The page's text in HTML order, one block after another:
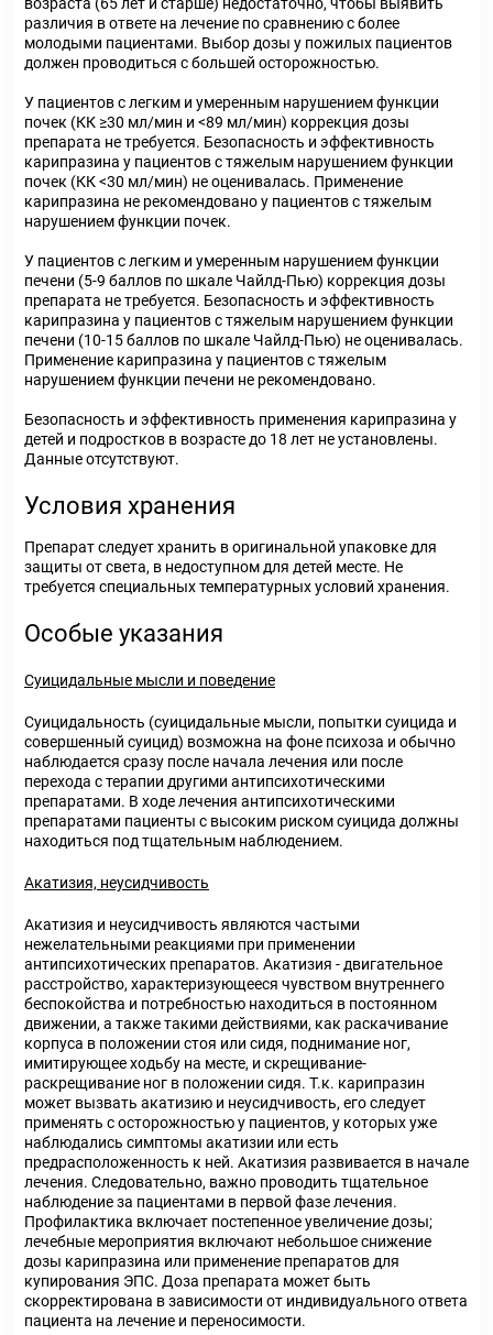
различия в ответе на лечение по сравнению с более
молодыми пациентами. Выбор дозы у пожилых пациентов
должен проводиться с большей осторожностью.
У пациентов с легким и умеренным нарушением функции
почек (КК ≥30 мл/мин и <89 мл/мин) коррекция дозы
препарата не требуется. Безопасность и эффективность
карипразина у пациентов с тяжелым нарушением функции
почек (КК <30 мл/мин) не оценивалась. Применение
карипразина не рекомендовано у пациентов с тяжелым
нарушением функции почек.
У пациентов с легким и умеренным нарушением функции
печени (5-9 баллов по шкале Чайлд-Пью) коррекция дозы
препарата не требуется. Безопасность и эффективность
карипразина у пациентов с тяжелым нарушением функции
печени (10-15 баллов по шкале Чайлд-Пью) не оценивалась.
Применение карипразина у пациентов с тяжелым
нарушением функции печени не рекомендовано.
Безопасность и эффективность применения карипразина у
детей и подростков в возрасте до 18 лет не установлены.
Данные отсутствуют.
Условия хранения
Препарат следует хранить в оригинальной упаковке для
защиты от света, в недоступном для детей месте. Не
требуется специальных температурных условий хранения.
Особые указания
Суицидальные мысли и поведение
Суицидальность (суицидальные мысли, попытки суицида и
совершенный суицид) возможна на фоне психоза и обычно
наблюдается сразу после начала лечения или после
перехода с терапии другими антипсихотическими
препаратами. В ходе лечения антипсихотическими
препаратами пациенты с высоким риском суицида должны
находиться под тщательным наблюдением.
Акатизия, неусидчивость
Акатизия и неусидчивость являются частыми
нежелательными реакциями при применении
антипсихотических препаратов. Акатизия - двигательное
расстройство, характеризующееся чувством внутреннего
беспокойства и потребностью находиться в постоянном
движении, а также такими действиями, как раскачивание
корпуса в положении стоя или сидя, поднимание ног,
имитирующее ходьбу на месте, и скрещивание-
раскрещивание ног в положении сидя. Т.к. карипразин
может вызвать акатизию и неусидчивость, его следует
применять с осторожностью у пациентов, у которых уже
наблюдались симптомы акатизии или есть
предрасположенность к ней. Акатизия развивается в начале
лечения. Следовательно, важно проводить тщательное
наблюдение за пациентами в первой фазе лечения.
Профилактика включает постепенное увеличение дозы;
лечебные мероприятия включают небольшое снижение
дозы карипразина или применение препаратов для
купирования ЭПС. Доза препарата может быть
скорректирована в зависимости от индивидуального ответа
пациента на лечение и переносимости.